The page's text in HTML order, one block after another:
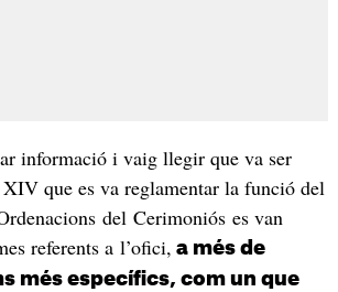
informació i vaig llegir que va ser
que es va reglamentar la funció del
del Cerimoniós es van
referents a l’ofici, a més de
més específics, com un que